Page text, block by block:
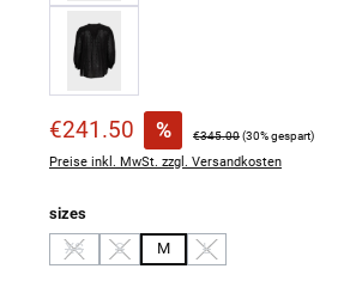
Verkaufspreis:
€241.50 % Regulärer Preis:
€345.00(30% gespart)
Preise inkl. MwSt. zzgl. Versandkosten
sizesauswählen
XS
(Diese Option ist zurzeit nicht verfügbar.)
S
(Diese Option ist zurzeit nicht
M L
(Diese Option ist